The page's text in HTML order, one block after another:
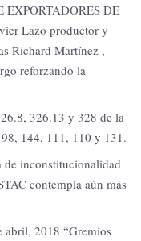
DE
Lazo productor y
Richard Martínez ,
reforzando la
326.13 y 328 de la
144, 111, 110 y 131.
de inconstitucionalidad
contempla aún más
abril, 2018 “Gremios